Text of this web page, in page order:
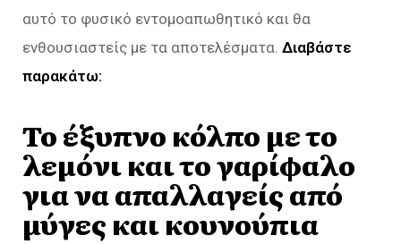
αυτό το φυσικό εντομοαπωθητικό και θα
ενθουσιαστείς με τα αποτελέσματα. Διαβάστε
παρακάτω:
Το έξυπνο κόλπο με το
λεμόνι και το γαρίφαλο
για να απαλλαγείς από
μύγες και κουνούπια